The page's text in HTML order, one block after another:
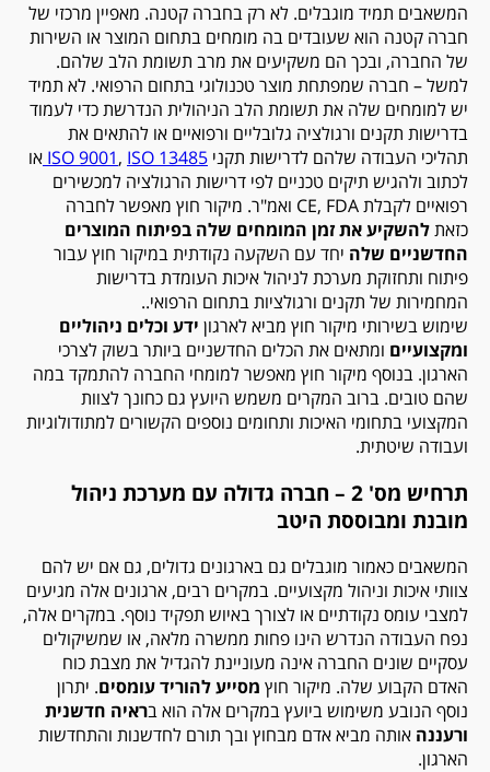
המשאבים תמיד מוגבלים. לא רק בחברה קטנה. מאפיין מרכזי של
חברה קטנה הוא שעובדים בה מומחים בתחום המוצר או השירות
של החברה, ובכך הם משקיעים את מרב תשומת הלב שלהם.
למשל – חברה שמפתחת מוצר טכנולוגי בתחום הרפואי. לא תמיד
יש למומחים שלה את תשומת הלב הניהולית הנדרשת כדי לעמוד
בדרישות תקנים ורגולציה גלובליים ורפואיים או להתאים את
תהליכי העבודה שלהם לדרישות תקני
ISO 9001, ISO 13485
או
לכתוב ולהגיש תיקים טכניים לפי דרישות הרגולציה למכשירים
רפואיים לקבלתCE, FDA ואמ"ר. מיקור חוץ מאפשר לחברה
כזאתלהשקיע את זמן המומחים שלה בפיתוח המוצרים
החדשניים שלה יחד עם השקעה נקודתית במיקור חוץ עבור
פיתוח ותחזוקת מערכת לניהול איכות העומדת בדרישות
המחמירות של תקנים ורגולציות בתחום הרפואי..
שימוש בשירותי מיקור חוץ מביא לארגון ידע וכלים ניהוליים
ומקצועיים ומתאים את הכלים החדשניים ביותר בשוק לצרכי
הארגון. בנוסף מיקור חוץ מאפשר למומחי החברה להתמקד במה
שהם טובים. ברוב המקרים משמש היועץ גם כחונך לצוות
המקצועי בתחומי האיכות ותחומים נוספים הקשורים למתודולוגיות
ועבודה שיטתית.
תרחיש מס' 2 – חברה גדולה עם מערכת ניהול
מובנת ומבוססת היטב
המשאבים כאמור מוגבלים גם בארגונים גדולים, גם אם יש להם
צוותי איכות וניהול מקצועיים. במקרים רבים, ארגונים אלה מגיעים
למצבי עומס נקודתיים או לצורך באיוש תפקיד נוסף. במקרים אלה,
נפח העבודה הנדרש הינו פחות ממשרה מלאה, או שמשיקולים
עסקיים שונים החברה אינה מעוניינת להגדיל את מצבת כוח
האדם הקבוע שלה. מיקור חוץ מסייע להוריד עומסים. יתרון
נוסף הנובע משימוש ביועץ במקרים אלה הוא בראיה חדשנית
ורעננה אותה מביא אדם מבחוץ ובך תורם לחדשנות והתחדשות
הארגון.